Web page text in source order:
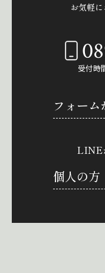
お気軽
受付時
フォー
LINE
個人の方